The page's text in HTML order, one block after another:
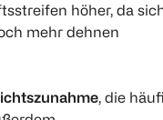
höher, da
mehr dehnen
, die